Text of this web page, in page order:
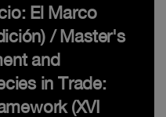
El Marco
/ Master's
and
in Trade:
(XVI